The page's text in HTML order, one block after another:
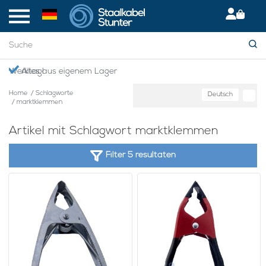
Werktag!
Alles aus eigenem Lager
Home / Schlagworte
/ marktklemmen
Deutsch
Artikel mit Schlagwort marktklemmen
Filter 5 resultaten